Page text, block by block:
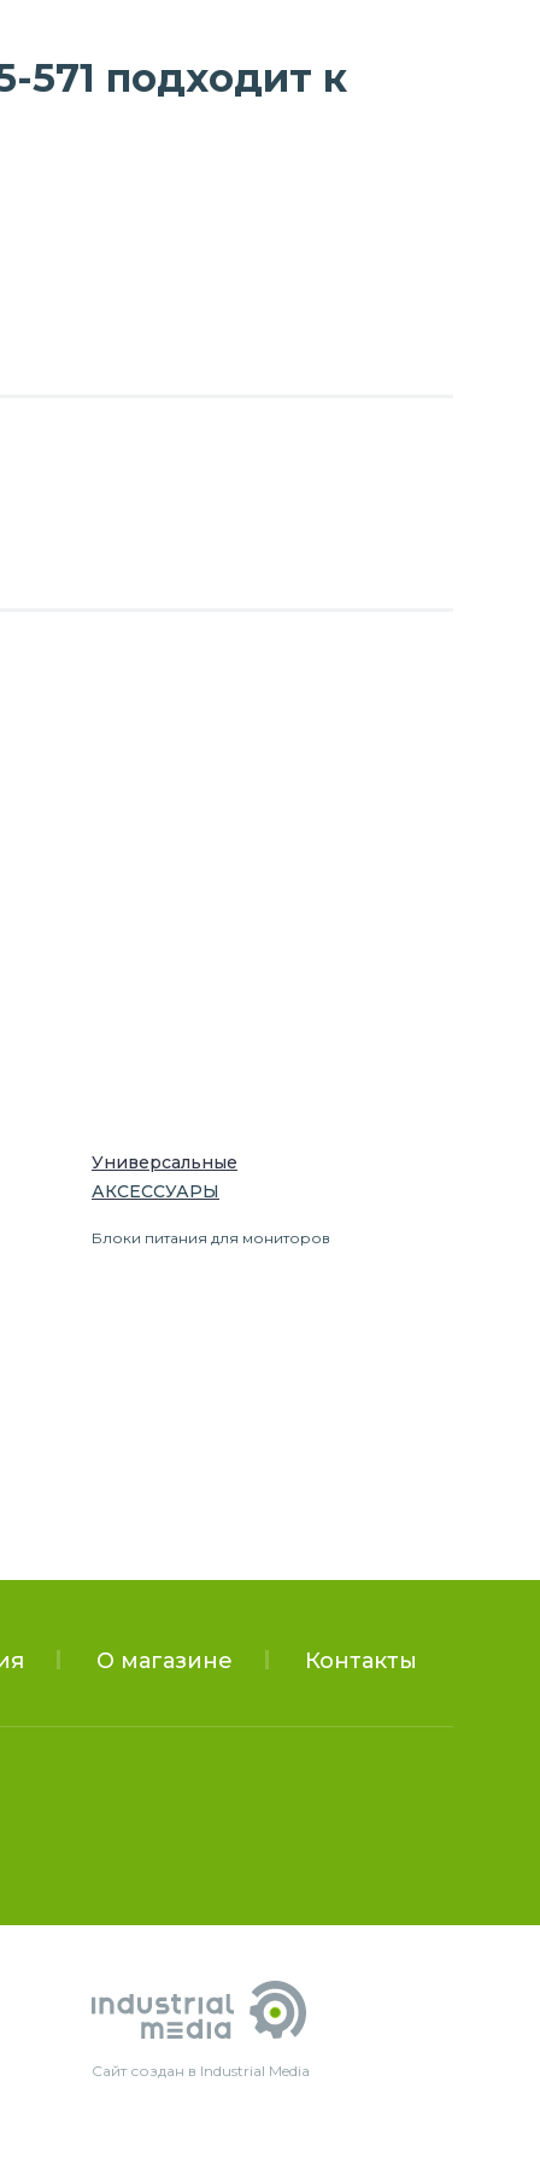
571 подходит к
Универсальные
АКСЕССУАРЫ
Блоки питания для мониторов
О магазине Контакты
Сайт создан в Industrial Media